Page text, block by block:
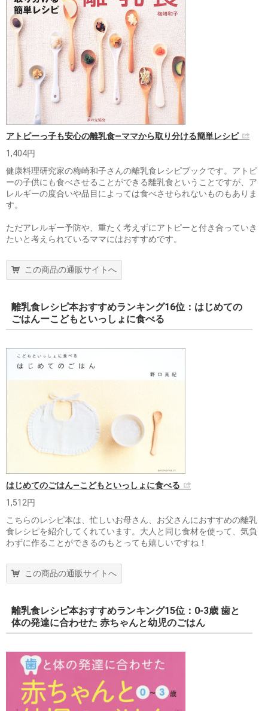
アトピーっ子も安心の離乳食―ママから取り分ける簡単レシピ
1,404円
健康料理研究家の梅崎和子さんの離乳食レシピブックです。アトピ
ーの子供にも食べさせることができる離乳食ということですが、ア
レルギーの度合いや品目によっては食べさせられないものもありま
す。
ただアレルギー予防や、重たく考えずにアトピーと付き合っていき
たいと考えられているママにはおすすめです。
この商品の通販サイトへ
離乳食レシピ本おすすめランキング16位：はじめての
ごはんーこどもといっしょに食べる
はじめてのごはん―こどもといっしょに食べる
1,512円
こちらのレシピ本は、忙しいお母さん、お父さんにおすすめの離乳
食レシピを紹介してくれています。大人と同じ食材を使って、気負
わずに作ることができるのもとっても嬉しいですね！
この商品の通販サイトへ
離乳食レシピ本おすすめランキング15位：0-3歳 歯と
体の発達に合わせた 赤ちゃんと幼児のごはん